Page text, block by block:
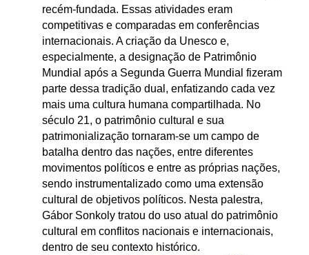
recém-fundada. Essas atividades eram
competitivas e comparadas em conferências
internacionais. A criação da Unesco e,
especialmente, a designação de Patrimônio
Mundial após a Segunda Guerra Mundial fizeram
parte dessa tradição dual, enfatizando cada vez
mais uma cultura humana compartilhada. No
século 21, o patrimônio cultural e sua
patrimonialização tornaram-se um campo de
batalha dentro das nações, entre diferentes
movimentos políticos e entre as próprias nações,
sendo instrumentalizado como uma extensão
cultural de objetivos políticos. Nesta palestra,
Gábor Sonkoly tratou do uso atual do patrimônio
cultural em conflitos nacionais e internacionais,
dentro de seu contexto histórico.